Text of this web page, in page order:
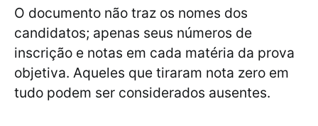
O documento não traz os nomes dos
candidatos; apenas seus números de
inscrição e notas em cada matéria da prova
objetiva. Aqueles que tiraram nota zero em
tudo podem ser considerados ausentes.